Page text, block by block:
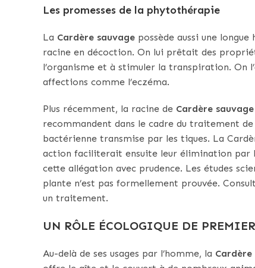
Les promesses de la phytothérapie
La Cardère sauvage possède aussi une
racine en décoction. On lui prêtait des
l’organisme et à stimuler la transpiration. On
affections comme l’eczéma.
Plus récemment, la racine de Cardère sauvage
recommandent dans le cadre du traitement
bactérienne transmise par les tiques. La
action faciliterait ensuite leur élimination par
cette allégation avec prudence. Les études
plante n’est pas formellement prouvée.
un traitement.
UN RÔLE ÉCOLOGIQUE DE
Au-delà de ses usages par l’homme, la Cardère